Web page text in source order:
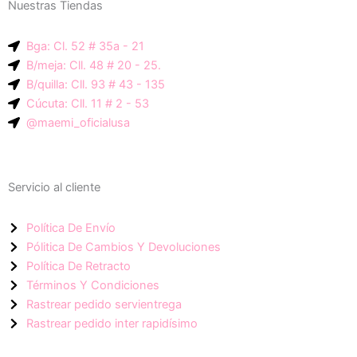
-
i
c
o
n
a
c
e
b
o
o
k
r
a
m
p
p
Nuestras Tiendas
Bga: Cl. 52 # 35a - 21
B/meja: Cll. 48 # 20 - 25.
B/quilla: Cll. 93 # 43 - 135
Cúcuta: Cll. 11 # 2 - 53
@maemi_oficialusa
Servicio al cliente
Política De Envío
Pólitica De Cambios Y Devoluciones
Política De Retracto
Términos Y Condiciones
Rastrear pedido servientrega
Rastrear pedido inter rapidísimo